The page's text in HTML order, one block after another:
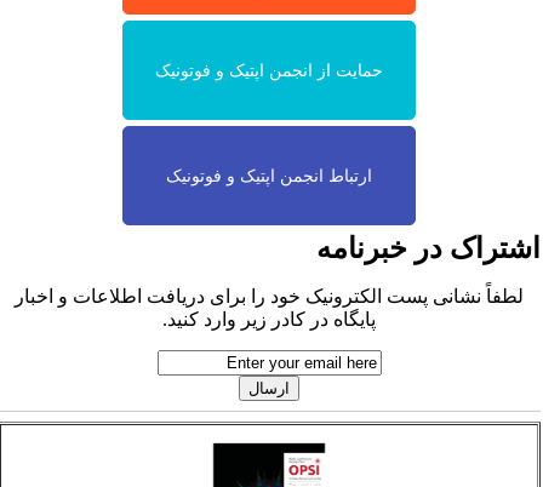
حمایت از انجمن اپتیک و فوتونیک
ارتباط انجمن اپتیک و فوتونیک
در خبرنامه
لطفاً نشانی پست الکترونیک خود را برای دریافت اطلاعات و اخبار
پایگاه در کادر زیر وارد کنید.